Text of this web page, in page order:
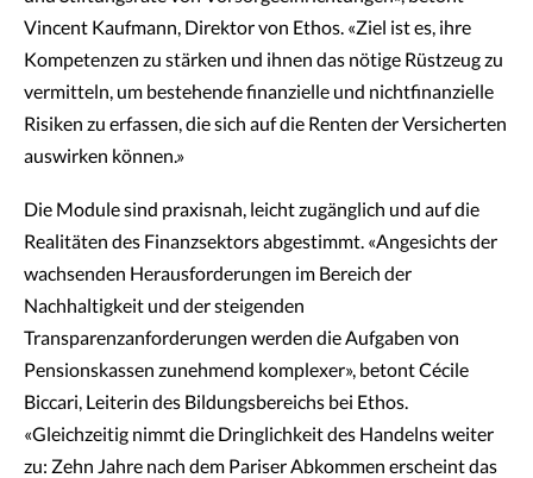
Vincent Kaufmann, Direktor von Ethos. «Ziel ist es, ihre
Kompetenzen zu stärken und ihnen das nötige Rüstzeug zu
vermitteln, um bestehende finanzielle und nichtfinanzielle
Risiken zu erfassen, die sich auf die Renten der Versicherten
auswirken können.»
Die Module sind praxisnah, leicht zugänglich und auf die
Realitäten des Finanzsektors abgestimmt. «Angesichts der
wachsenden Herausforderungen im Bereich der
Nachhaltigkeit und der steigenden
Transparenzanforderungen werden die Aufgaben von
Pensionskassen zunehmend komplexer», betont Cécile
Biccari, Leiterin des Bildungsbereichs bei Ethos.
«Gleichzeitig nimmt die Dringlichkeit des Handelns weiter
zu: Zehn Jahre nach dem Pariser Abkommen erscheint das